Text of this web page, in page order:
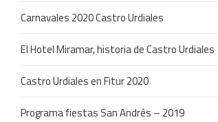
Carnavales 2020 Castro Urdiales
El Hotel Miramar, historia de Castro Urdiales
Castro Urdiales en Fitur 2020
Programa fiestas San Andrés – 2019